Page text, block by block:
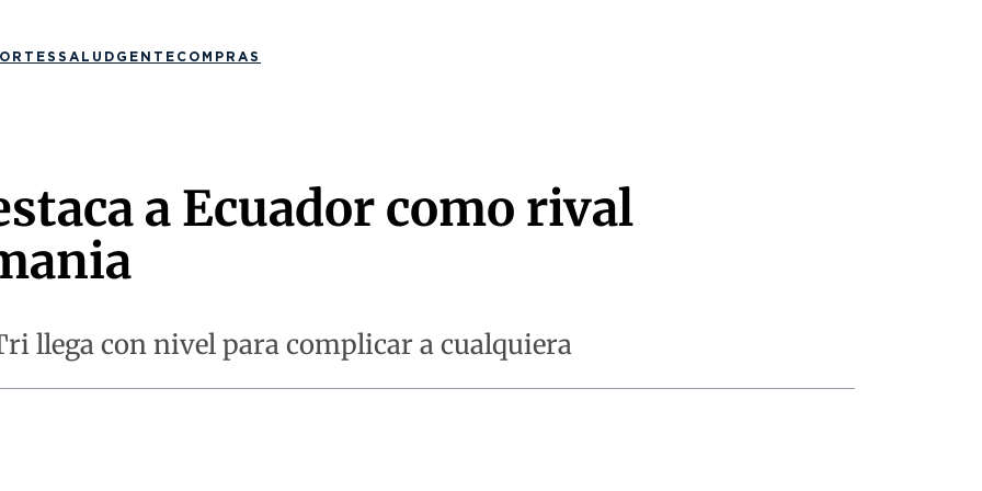
SALUD GENTE COMPRAS
a Ecuador como rival
llega con nivel para complicar a cualquiera